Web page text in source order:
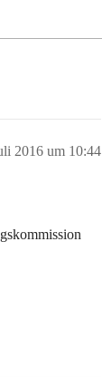
2016 um 10:44